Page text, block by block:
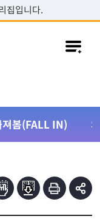
집입니다.
져봄(FALL IN)